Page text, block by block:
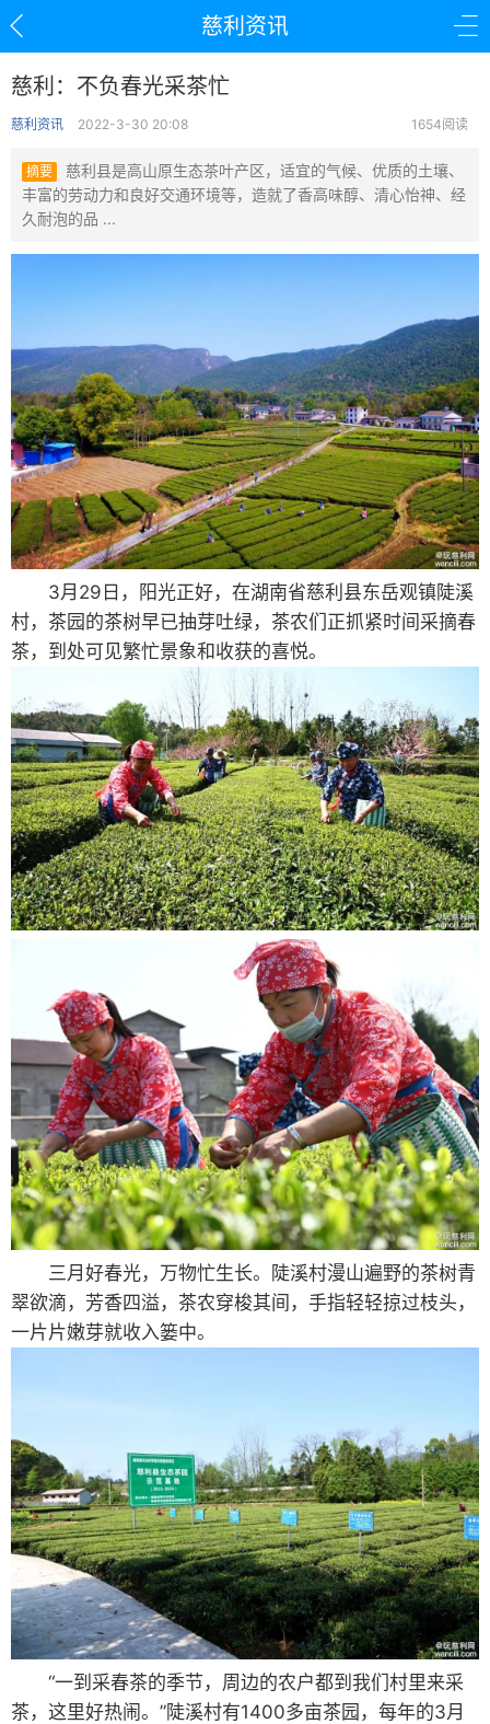
慈利资讯
慈利：不负春光采茶忙
慈利资讯 2022-3-30 20:08 1654阅读
摘要
慈利县是高山原生态茶叶产区，适宜的气候、优质的土壤、
丰富的劳动力和良好交通环境等，造就了香高味醇、清心怡神、经
久耐泡的品 ...
3月29日，阳光正好，在湖南省慈利县东岳观镇陡溪
村，茶园的茶树早已抽芽吐绿，茶农们正抓紧时间采摘春
茶，到处可见繁忙景象和收获的喜悦。
三月好春光，万物忙生长。陡溪村漫山遍野的茶树青
翠欲滴，芳香四溢，茶农穿梭其间，手指轻轻掠过枝头，
一片片嫩芽就收入篓中。
“一到采春茶的季节，周边的农户都到我们村里来采
茶，这里好热闹。”陡溪村有1400多亩茶园，每年的3月